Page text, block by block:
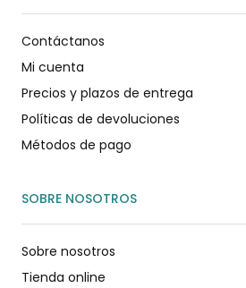
Contáctanos
Mi cuenta
Precios y plazos de entrega
Políticas de devoluciones
Métodos de pago
SOBRE NOSOTROS
Sobre nosotros
Tienda online